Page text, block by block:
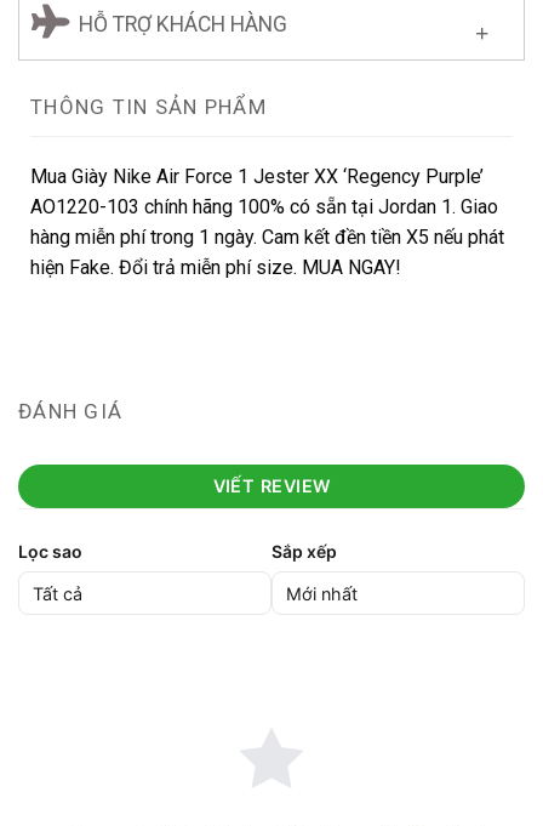
HỖ TRỢ KHÁCH HÀNG
THÔNG TIN SẢN PHẨM
Mua Giày Nike Air Force 1 Jester XX ‘Regency Purple’
AO1220-103 chính hãng 100% có sẵn tại Jordan 1. Giao
hàng miễn phí trong 1 ngày. Cam kết đền tiền X5 nếu phát
hiện Fake. Đổi trả miễn phí size. MUA NGAY!
ĐÁNH GIÁ
VIẾT REVIEW
Lọc sao Sắp xếp